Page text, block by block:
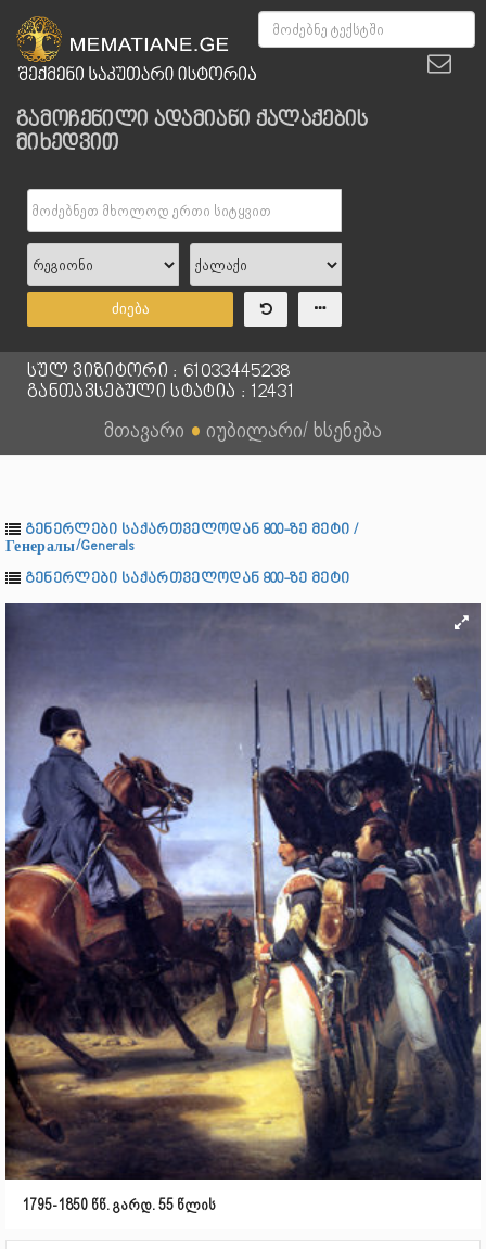
გამოჩენილი ადამიანი ქალაქების
მიხედვით
ძიება
სულ ვიზიტორი : 61033445238
განთავსებული სტატია : 12431
მთავარი ● იუბილარი/ ხსენება
გენერლები საქართველოდან 800-ზე მეტი /
Генералы/Generals
გენერლები საქართველოდან 800-ზე მეტი
1795-1850 წწ. გარდ. 55 წლის